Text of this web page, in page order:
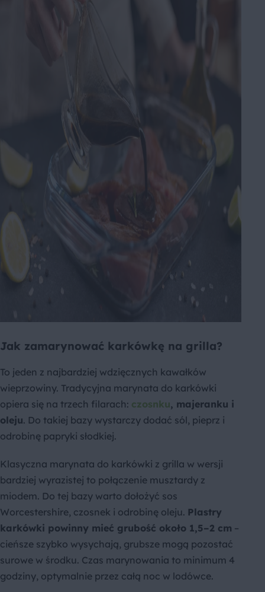
Jak zamarynować karkówkę na grilla?
To jeden z najbardziej wdzięcznych kawałków
wieprzowiny. Tradycyjna marynata do karkówki
opiera się na trzech filarach: czosnku, majeranku i
oleju. Do takiej bazy wystarczy dodać sól, pieprz i
odrobinę papryki słodkiej.
Klasyczna marynata do karkówki z grilla w wersji
bardziej wyrazistej to połączenie musztardy z
miodem. Do tej bazy warto dołożyć sos
Worcestershire, czosnek i odrobinę oleju. Plastry
karkówki powinny mieć grubość około 1,5–2 cm –
cieńsze szybko wysychają, grubsze mogą pozostać
surowe w środku. Czas marynowania to minimum 4
godziny, optymalnie przez całą noc w lodówce.